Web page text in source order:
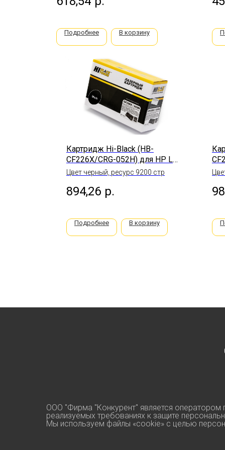
Подробнее В корзину
Картридж Hi-Black (HB-
CF226X/CRG-052H) для HP LJ
Pro M402/M426/LBP-
Цвет черный, ресурс 9200 стр
894,26 р.
Подробнее В корзину
ООО "Фирма "Конкурент" является
реализуемых требованиях к защите
Мы используем файлы «cookie» с целью